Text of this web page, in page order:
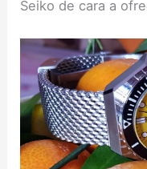
Seiko de cara a